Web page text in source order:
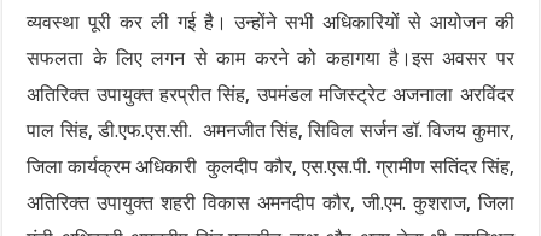
व्यवस्था पूरी कर ली गई है। उन्होंने सभी अधिकारियों से आयोजन की
सफलता के लिए लगन से काम करने को कहागया है।इस अवसर पर
अतिरिक्त उपायुक्त हरप्रीत सिंह, उपमंडल मजिस्ट्रेट अजनाला अरविंदर
पाल सिंह, डी.एफ.एस.सी. अमनजीत सिंह, सिविल सर्जन डॉ. विजय कुमार,
जिला कार्यक्रम अधिकारी कुलदीप कौर, एस.एस.पी. ग्रामीण सतिंदर सिंह,
अतिरिक्त उपायुक्त शहरी विकास अमनदीप कौर, जी.एम. कुशराज, जिला